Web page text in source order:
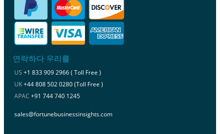
연락하다 우리를
US +1 833 909 2966 ( Toll Free )
UK+44 808 502 0280 (Toll Free )
APAC +91 744 740 1245
sales@fortunebusinessinsights.com